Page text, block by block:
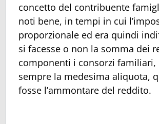
concetto del contribuente
noti bene, in tempi in cui
proporzionale ed era quindi
si facesse o non la somma dei
componenti i consorzi familiari,
sempre la medesima aliquota,
fosse l’ammontare del reddito.